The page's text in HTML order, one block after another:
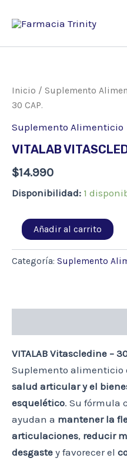
Inicio / Suplemento
30 CAP.
Suplemento Alimenticio
VITALAB
$14.990
Disponibilidad: 1
VITALAB
VITASCLEDINE
30
CAP.
Añadir al carrito
Categoría: Suplemento
VITALAB Vitascledine –
Suplemento alimenticio
salud articular y el
esquelético. Su fórmula
ayudan a mantener la
articulaciones, reducir
desgaste y favorecer el